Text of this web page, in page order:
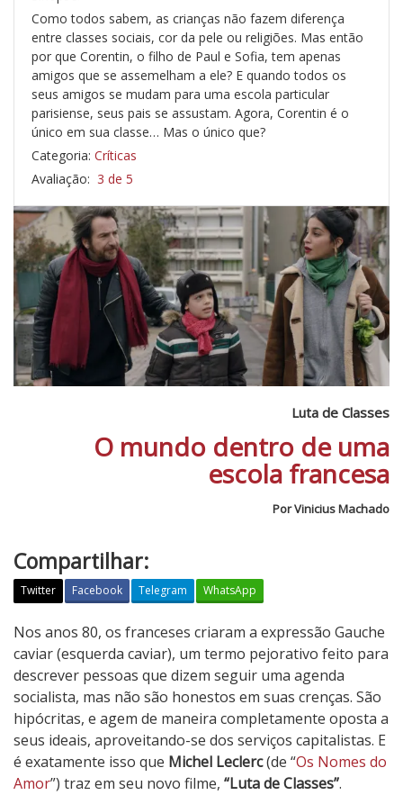
Como todos sabem, as crianças não fazem diferença
entre classes sociais, cor da pele ou religiões. Mas então
por que Corentin, o filho de Paul e Sofia, tem apenas
amigos que se assemelham a ele? E quando todos os
seus amigos se mudam para uma escola particular
parisiense, seus pais se assustam. Agora, Corentin é o
único em sua classe… Mas o único que?
Categoria: Críticas
Avaliação: 3 de 5
Luta de Classes
O mundo dentro de uma
escola francesa
Por Vinicius Machado
Compartilhar:
Twitter Facebook Telegram WhatsApp
L
u
t
a
d
e
C
l
Nos anos 80, os franceses criaram a expressão Gauche
caviar (esquerda caviar), um termo pejorativo feito para
descrever pessoas que dizem seguir uma agenda
socialista, mas não são honestos em suas crenças. São
hipócritas, e agem de maneira completamente oposta a
seus ideais, aproveitando-se dos serviços capitalistas. E
é exatamente isso que Michel Leclerc(de “Os Nomes do
Amor”) traz em seu novo filme, “Luta de Classes”.